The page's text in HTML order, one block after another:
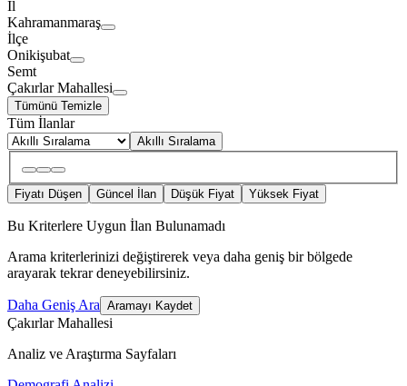
İl
Kahramanmaraş
İlçe
Onikişubat
Semt
Çakırlar Mahallesi
Tümünü Temizle
Tüm İlanlar
Akıllı Sıralama
Fiyatı Düşen Güncel İlan Düşük Fiyat Yüksek Fiyat
Bu Kriterlere Uygun İlan Bulunamadı
Arama kriterlerinizi değiştirerek veya daha geniş bir bölgede
arayarak tekrar deneyebilirsiniz.
Daha Geniş Ara Aramayı Kaydet
Çakırlar Mahallesi
Analiz ve Araştırma Sayfaları